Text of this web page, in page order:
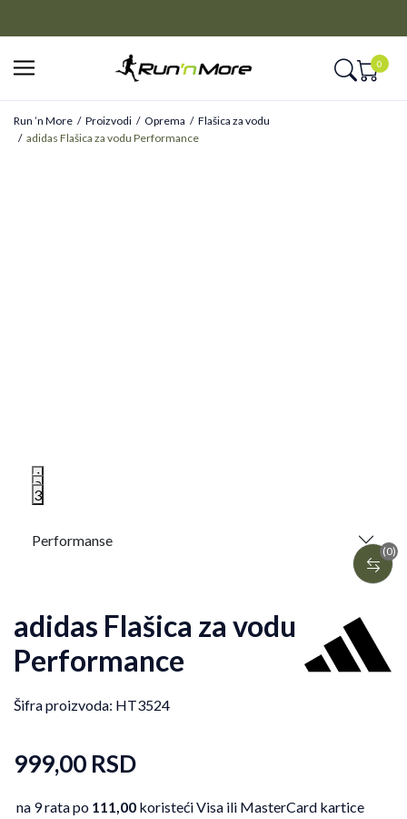
0
Run ’n More Proizvodi Oprema
Flašica za vodu
adidas Flašica za vodu Performance
(0)
1
2
3
Performanse
adidas Flašica za vodu
Performance
Šifra proizvoda: HT3524
999,00 RSD
na 9 rata po 111,00 koristeći Visa ili MasterCard kartice